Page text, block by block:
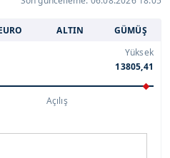
ALTIN GÜMÜŞ
Yüksek
13805,41
Açılış